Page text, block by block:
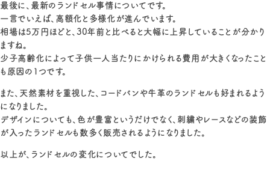
最後に、最新のランドセル事情についてです。
一言でいえば、高額化と多様化が進んでいます。
相場は5万円ほどと、30年前と比べると大幅に上昇していることが分かり
ますね。
少子高齢化によって子供一人当たりにかけられる費用が大きくなったこと
も原因の1つです。
また、天然素材を重視した、コードバンや牛革のランドセルも好まれるよう
になりました。
デザインについても、色が豊富というだけでなく、刺繍やレースなどの装飾
が入ったランドセルも数多く販売されるようになりました。
以上が、ランドセルの変化についてでした。